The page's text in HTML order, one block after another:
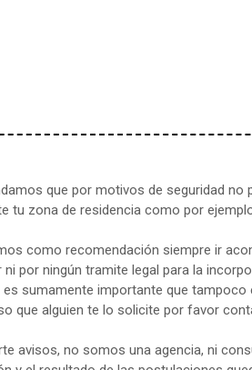
que por motivos de seguridad no
tu zona de residencia como por
como recomendación siempre ir
por ningún tramite legal para la
sumamente importante que tampoco
que alguien te lo solicite por favor
avisos, no somos una agencia, ni